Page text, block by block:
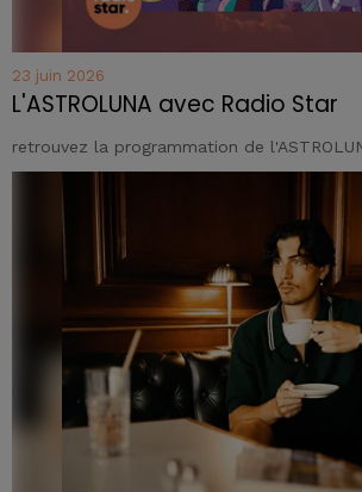
23 juin 2026
L'ASTROLUNA avec Radio Star
retrouvez la programmation de